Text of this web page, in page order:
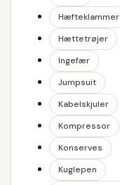
Hæfteklammer
Hættetrøjer
Ingefær
Jumpsuit
Kabelskjuler
Kompressor
Konserves
Kuglepen